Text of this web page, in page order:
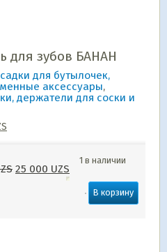
для зубов БАНАН
для бутылочек,
аксессуары,
держатели для соски и
25 000 UZS
1 в наличии
В корзину